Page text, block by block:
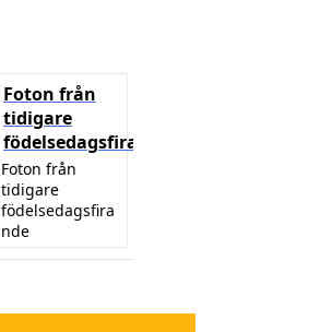
Foton från
tidigare
födelsedagsfirande
Foton från
tidigare
födelsedagsfira
nde